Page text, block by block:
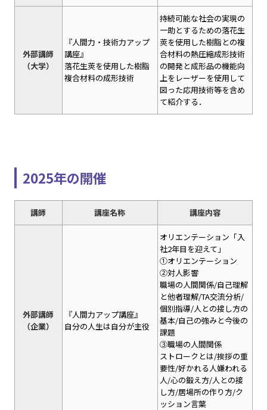
外部講師
（大学）
『人間力・技術力アップ
講座』
落花生莢を使用した樹脂
複合材料の成形技術
持続可能な社会の実現の
一助とするための落花生
莢を使用した樹脂との複
合材料の熱圧縮成形技術
の開発と成形品の機能向
上をレーザーを使用して
図った応用技術等を含め
て紹介する．
2025年の開催
講師 講座名称 講座内容
外部講師
（企業）
『人間力アップ講座』
自分の人生は自分が主役
オリエンテーション「入
社2年目を迎えて」
①オリエンテーション
②対人影響
職場の人間関係/自己理解
と他者理解/TA交流分析/
個別指導/人との接し方の
基本/自己の強みと今後の
課題
③職場の人間関係
ストロークとは/挨拶の重
要性/好かれる人嫌われる
人/心の鍛え方/人との接
し方/居場所の作り方/ク
ッション言葉